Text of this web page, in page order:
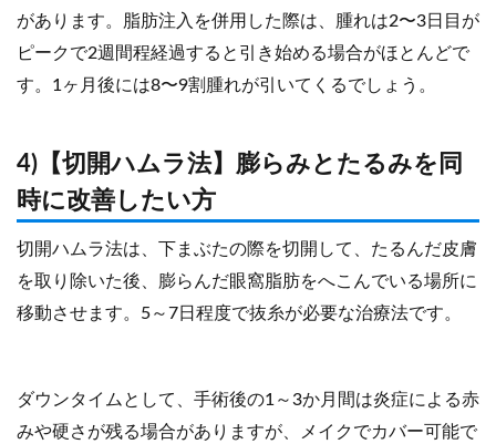
があります。脂肪注入を併用した際は、腫れは2〜3日目が
ピークで2週間程経過すると引き始める場合がほとんどで
す。1ヶ月後には8〜9割腫れが引いてくるでしょう。
4)【切開ハムラ法】膨らみとたるみを同
時に改善したい方
切開ハムラ法は、下まぶたの際を切開して、たるんだ皮膚
を取り除いた後、膨らんだ眼窩脂肪をへこんでいる場所に
移動させます。5～7日程度で抜糸が必要な治療法です。
ダウンタイムとして、手術後の1～3か月間は炎症による赤
みや硬さが残る場合がありますが、メイクでカバー可能で